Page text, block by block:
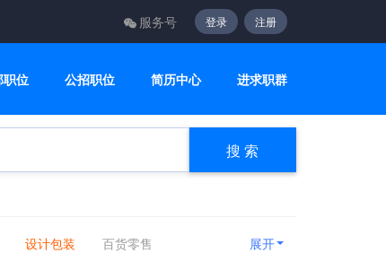
服务号 登录 注册
职位 公招职位 简历中心 进求职群
搜 索
设计包装
百货零售
展开